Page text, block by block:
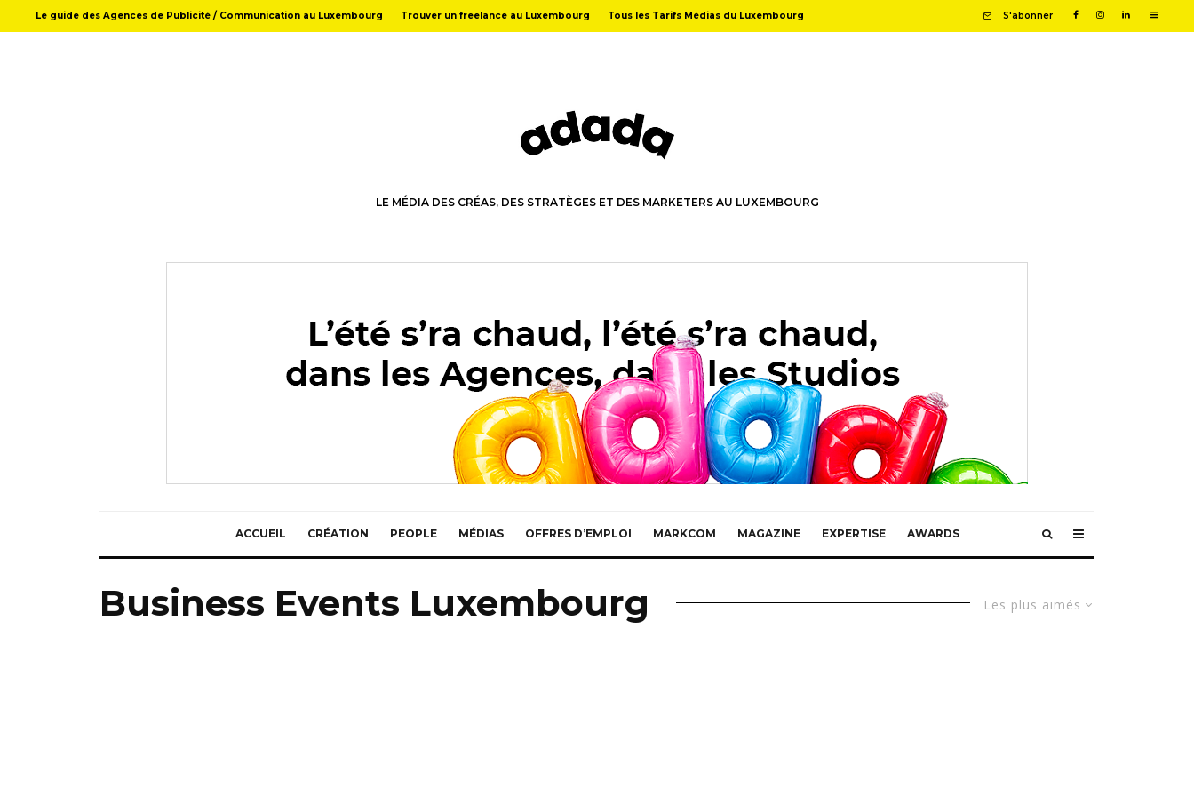
Le guide des Agences de Publicité / Communication au Luxembourg Trouver un freelance au Luxembourg Tous les Tarifs Médias du Luxembourg S'abonner
LE MÉDIA DES CRÉAS, DES STRATÈGES ET DES MARKETERS AU LUXEMBOURG
ACCUEIL CRÉATION PEOPLE MÉDIAS OFFRES D’EMPLOI MARKCOM MAGAZINE EXPERTISE AWARDS
Les plus aimés
Business Events Luxembourg